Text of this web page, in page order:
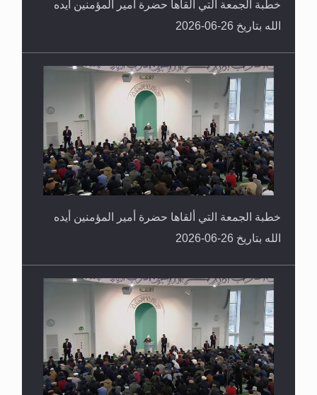
خطبة الجمعة التي ألقاها حضرة أمير المؤمنين أيده
الله بتاريخ 26-06-2026
خطبة الجمعة التي ألقاها حضرة أمير المؤمنين أيده
الله بتاريخ 26-06-2026